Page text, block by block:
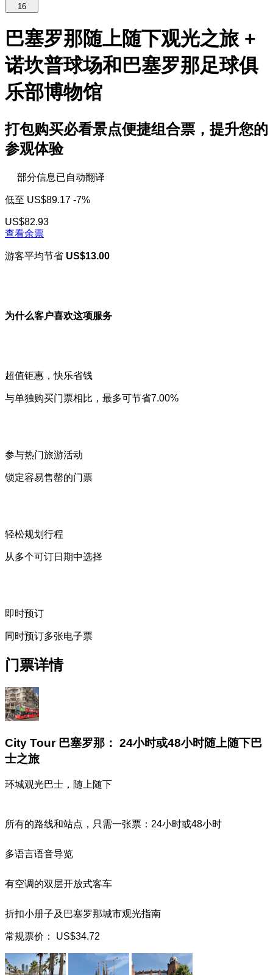
16
巴塞罗那随上随下观光之旅 +
诺坎普球场和巴塞罗那足球俱
乐部博物馆
打包购买必看景点便捷组合票，提升您的
参观体验
部分信息已自动翻译
低至 US$89.17 -7%
US$82.93
查看余票
游客平均节省 US$13.00
为什么客户喜欢这项服务
超值钜惠，快乐省钱
与单独购买门票相比，最多可节省7.00%
参与热门旅游活动
锁定容易售罄的门票
轻松规划行程
从多个可订日期中选择
即时预订
同时预订多张电子票
门票详情
City Tour 巴塞罗那： 24小时或48小时随上随下巴
士之旅
环城观光巴士，随上随下
所有的路线和站点，只需一张票：24小时或48小时
多语言语音导览
有空调的双层开放式客车
折扣小册子及巴塞罗那城市观光指南
常规票价： US$34.72